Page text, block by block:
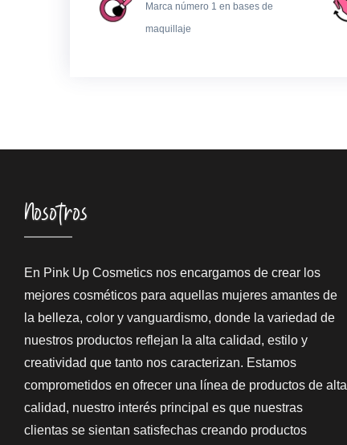
Marca número 1 en bases de
maquillaje
Nosotros
En Pink Up Cosmetics nos encargamos de crear los
mejores cosméticos para aquellas mujeres amantes de
la belleza, color y vanguardismo, donde la variedad de
nuestros productos reflejan la alta calidad, estilo y
creatividad que tanto nos caracterizan. Estamos
comprometidos en ofrecer una línea de productos de alta
calidad, nuestro interés principal es que nuestras
clientas se sientan satisfechas creando productos